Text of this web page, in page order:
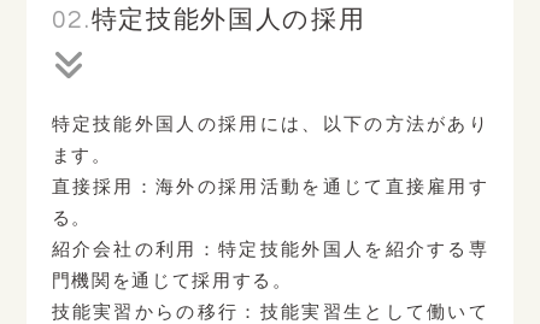
02.特定技能外国人の採用
特定技能外国人の採用には、以下の方法があり
ます。
直接採用：海外の採用活動を通じて直接雇用す
る。
紹介会社の利用：特定技能外国人を紹介する専
門機関を通じて採用する。
技能実習からの移行：技能実習生として働いて